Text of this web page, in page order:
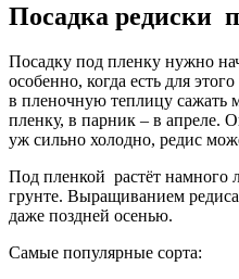
Посадка редиски
Посадку под пленку нужно
особенно, когда есть для
в пленочную теплицу сажать
пленку, в парник – в апреле.
уж сильно холодно, редис
Под пленкой растёт намного
грунте. Выращиванием
даже поздней осенью.
Самые популярные сорта: